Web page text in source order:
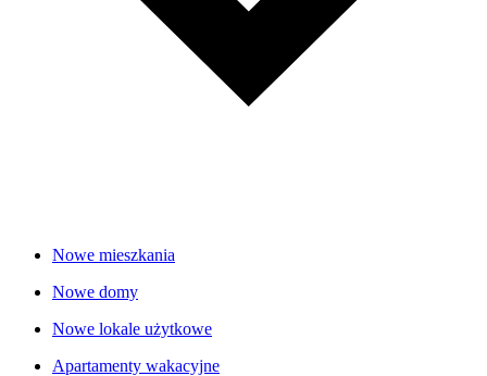
Nowe mieszkania
Nowe domy
Nowe lokale użytkowe
Apartamenty wakacyjne